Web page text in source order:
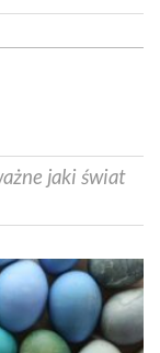
jaki świat